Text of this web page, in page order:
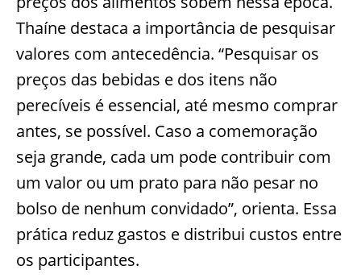
Thaíne destaca a importância de pesquisar
valores com antecedência. “Pesquisar os
preços das bebidas e dos itens não
perecíveis é essencial, até mesmo comprar
antes, se possível. Caso a comemoração
seja grande, cada um pode contribuir com
um valor ou um prato para não pesar no
bolso de nenhum convidado”, orienta. Essa
prática reduz gastos e distribui custos entre
os participantes.